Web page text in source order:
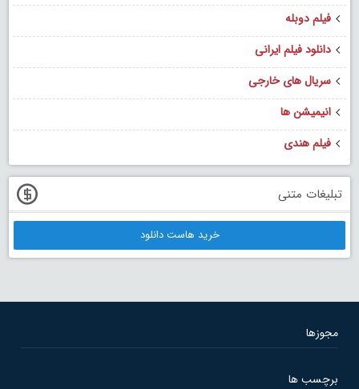
فیلم دوبله
دانلود فیلم ایرانی
سریال های خارجی
انیمیشن ها
فیلم هندی
تبلیغات متنی
خرید هاست دانلود
مجوزها
برچسب ها